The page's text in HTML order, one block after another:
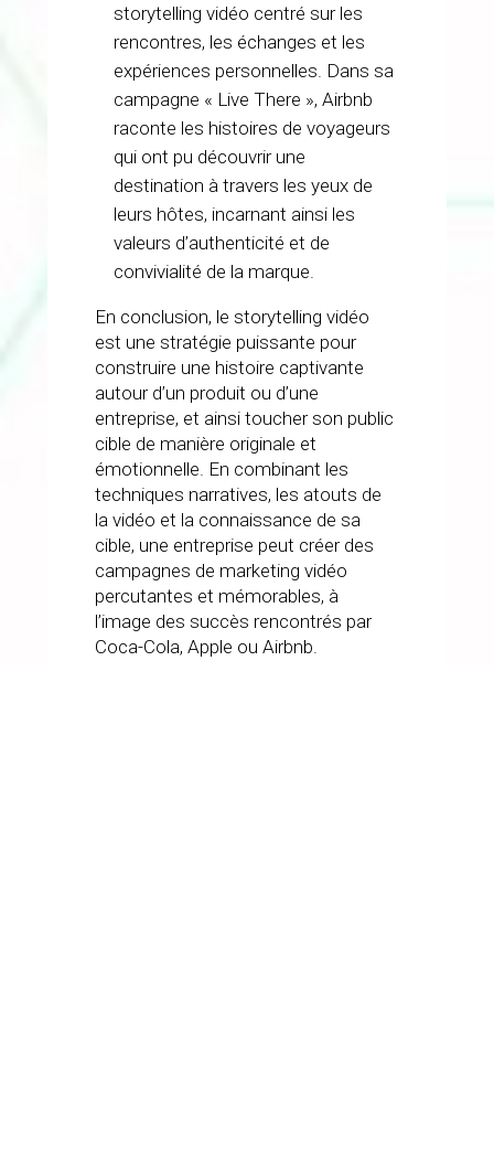
storytelling vidéo centré sur les
rencontres, les échanges et les
expériences personnelles. Dans sa
campagne « Live There », Airbnb
raconte les histoires de voyageurs
qui ont pu découvrir une
destination à travers les yeux de
leurs hôtes, incarnant ainsi les
valeurs d’authenticité et de
convivialité de la marque.
En conclusion, le storytelling vidéo
est une stratégie puissante pour
construire une histoire captivante
autour d’un produit ou d’une
entreprise, et ainsi toucher son public
cible de manière originale et
émotionnelle. En combinant les
techniques narratives, les atouts de
la vidéo et la connaissance de sa
cible, une entreprise peut créer des
campagnes de marketing vidéo
percutantes et mémorables, à
l’image des succès rencontrés par
Coca-Cola, Apple ou Airbnb.